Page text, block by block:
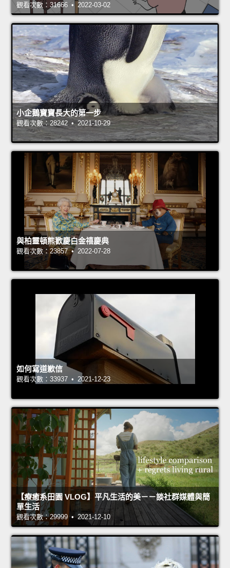
觀看次數：31666 • 2022-03-02
小企鵝寶寶長大的第一步
觀看次數：28242 • 2021-10-29
與柏靈頓熊歡慶白金禧慶典
觀看次數：23857 • 2022-07-28
如何寫道歉信
觀看次數：33937 • 2021-12-23
【療癒系田園 VLOG】平凡生活的美－－談社群媒體與簡
單生活
觀看次數：29999 • 2021-12-10